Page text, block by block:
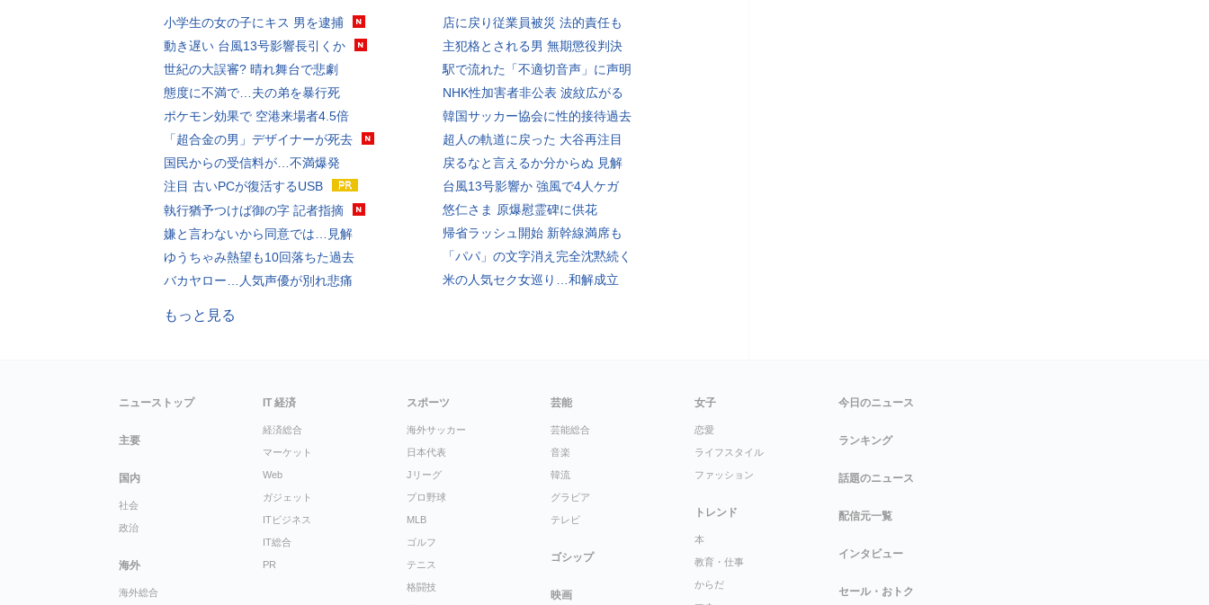
小学生の女の子にキス 男を逮捕
動き遅い 台風13号影響長引くか
世紀の大誤審? 晴れ舞台で悲劇
態度に不満で…夫の弟を暴行死
ポケモン効果で 空港来場者4.5倍
「超合金の男」デザイナーが死去
国民からの受信料が…不満爆発
注目 古いPCが復活するUSB
執行猶予つけば御の字 記者指摘
嫌と言わないから同意では…見解
ゆうちゃみ熱望も10回落ちた過去
バカヤロー…人気声優が別れ悲痛
店に戻り従業員被災 法的責任も
主犯格とされる男 無期懲役判決
駅で流れた「不適切音声」に声明
NHK性加害者非公表 波紋広がる
韓国サッカー協会に性的接待過去
超人の軌道に戻った 大谷再注目
戻るなと言えるか分からぬ 見解
台風13号影響か 強風で4人ケガ
悠仁さま 原爆慰霊碑に供花
帰省ラッシュ開始 新幹線満席も
「パパ」の文字消え完全沈黙続く
米の人気セク女巡り…和解成立
もっと見る
ニューストップ
主要
国内
社会
政治
海外
海外総合
IT 経済
経済総合
マーケット
Web
ガジェット
ITビジネス
IT総合
PR
スポーツ
海外サッカー
日本代表
Jリーグ
プロ野球
MLB
ゴルフ
テニス
格闘技
芸能
芸能総合
音楽
韓流
グラビア
テレビ
ゴシップ
映画
女子
恋愛
ライフスタイル
ファッション
トレンド
本
教育・仕事
からだ
今日のニュース
ランキング
話題のニュース
配信元一覧
インタビュー
セール・おトク